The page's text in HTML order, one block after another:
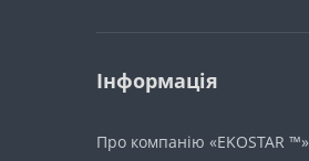
Інформація
Про компанію «EKOSTAR ™»